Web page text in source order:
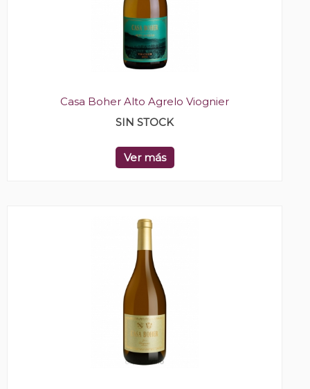
Casa Boher Alto Agrelo Viognier
SIN STOCK
Ver más